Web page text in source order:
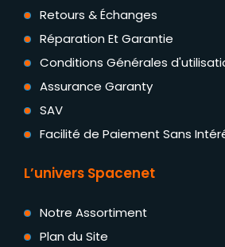
Retours & Échanges
Réparation Et Garantie
Conditions Générales
Assurance Garanty
SAV
Facilité de Paiement Sans
L’univers Spacenet
Notre Assortiment
Plan du Site